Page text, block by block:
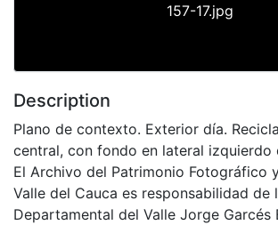
157-17.jpg
Description
Plano de contexto. Exterior día.
central, con fondo en lateral izquierdo
El Archivo del Patrimonio Fotográfico
Valle del Cauca es responsabilidad de
Departamental del Valle Jorge Garcés